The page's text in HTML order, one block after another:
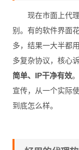
现在市面上代
别。有的软件界面
多，结果一大半都
多复杂协议，核心
简单、IP干净有效
宣传，从一个实际
到底怎么样。